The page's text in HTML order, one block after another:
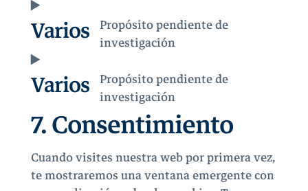
Varios Propósito pendiente de
investigación
Varios Propósito pendiente de
investigación
7. Consentimiento
Cuando visites nuestra web por primera vez,
te mostraremos una ventana emergente con